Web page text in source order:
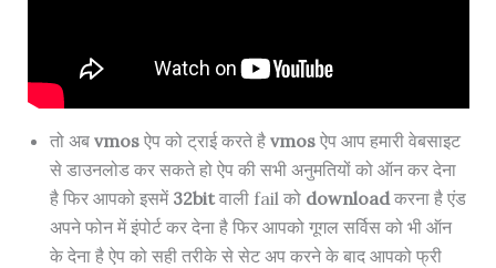
तो अब vmosऐप को ट्राई करते हैvmosऐप आप हमारी वेबसाइट
से डाउनलोड कर सकते हो ऐप की सभी अनुमतियों को ऑन कर देना
है फिर आपको इसमें 32bitवाली fail को downloadकरना है एंड
अपने फोन में इंपोर्ट कर देना है फिर आपको गूगल सर्विस को भी ऑन
के देना है ऐप को सही तरीके से सेट अप करने के बाद आपको फ्री